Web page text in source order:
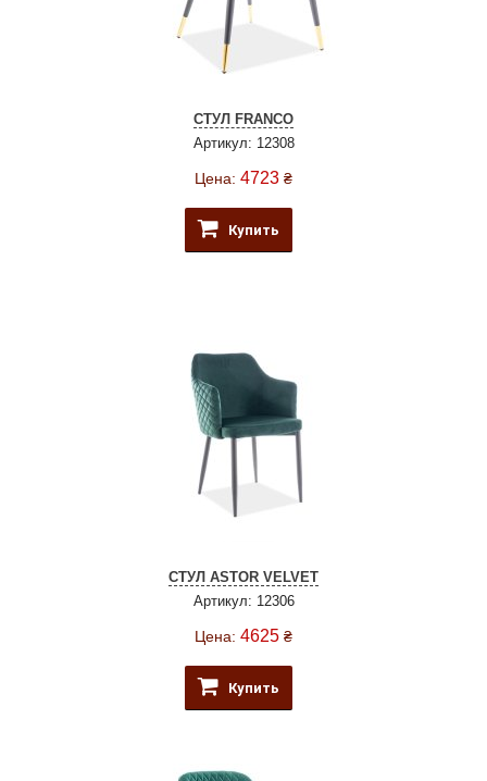
СТУЛ FRANCO
Артикул: 12308
Цена: 4723 ₴
Купить
СТУЛ ASTOR VELVET
Артикул: 12306
Цена: 4625 ₴
Купить